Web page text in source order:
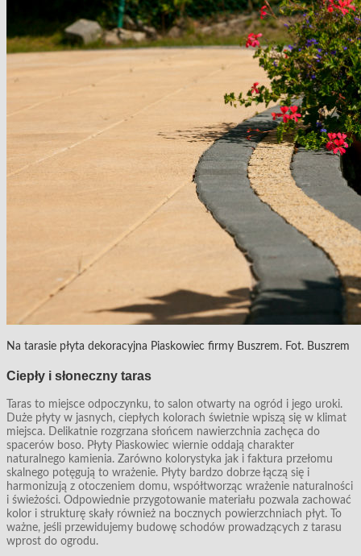
Na tarasie płyta dekoracyjna Piaskowiec firmy Buszrem. Fot. Buszrem
Ciepły i słoneczny taras
Taras to miejsce odpoczynku, to salon otwarty na ogród i jego uroki.
Duże płyty w jasnych, ciepłych kolorach świetnie wpiszą się w klimat
miejsca. Delikatnie rozgrzana słońcem nawierzchnia zachęca do
spacerów boso. Płyty Piaskowiec wiernie oddają charakter
naturalnego kamienia. Zarówno kolorystyka jak i faktura przełomu
skalnego potęgują to wrażenie. Płyty bardzo dobrze łączą się i
harmonizują z otoczeniem domu, współtworząc wrażenie naturalności
i świeżości. Odpowiednie przygotowanie materiału pozwala zachować
kolor i strukturę skały również na bocznych powierzchniach płyt. To
ważne, jeśli przewidujemy budowę schodów prowadzących z tarasu
wprost do ogrodu.